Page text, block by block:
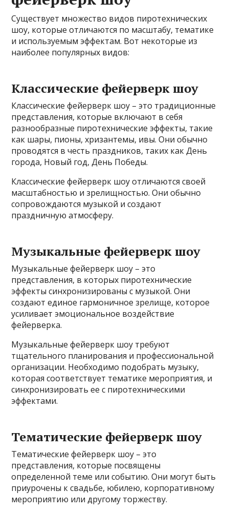
Существует множество видов пиротехнических
шоу, которые отличаются по масштабу, тематике
и используемым эффектам. Вот некоторые из
наиболее популярных видов:
Классические фейерверк шоу
Классические фейерверк шоу – это традиционные
представления, которые включают в себя
разнообразные пиротехнические эффекты, такие
как шары, пионы, хризантемы, ивы. Они обычно
проводятся в честь праздников, таких как День
города, Новый год, День Победы.
Классические фейерверк шоу отличаются своей
масштабностью и зрелищностью. Они обычно
сопровождаются музыкой и создают
праздничную атмосферу.
Музыкальные фейерверк шоу
Музыкальные фейерверк шоу – это
представления, в которых пиротехнические
эффекты синхронизированы с музыкой. Они
создают единое гармоничное зрелище, которое
усиливает эмоциональное воздействие
фейерверка.
Музыкальные фейерверк шоу требуют
тщательного планирования и профессиональной
организации. Необходимо подобрать музыку,
которая соответствует тематике мероприятия, и
синхронизировать ее с пиротехническими
эффектами.
Тематические фейерверк шоу
Тематические фейерверк шоу – это
представления, которые посвящены
определенной теме или событию. Они могут быть
приурочены к свадьбе, юбилею, корпоративному
мероприятию или другому торжеству.